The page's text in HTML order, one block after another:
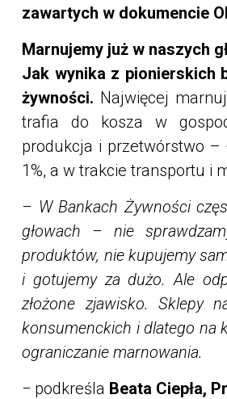
zawartych w dokumencie
Marnujemy już w naszych
Jak wynika z pionierskich
żywności. Najwięcej
trafia do kosza w
produkcja i przetwórstwo –
1%, a w trakcie transportu i
– W Bankach Żywności
głowach – nie
produktów, nie kupujemy
i gotujemy za dużo. Ale
złożone zjawisko. Sklepy
konsumenckich i dlatego na
ograniczanie marnowania.
− podkreśla Beata Ciepła,